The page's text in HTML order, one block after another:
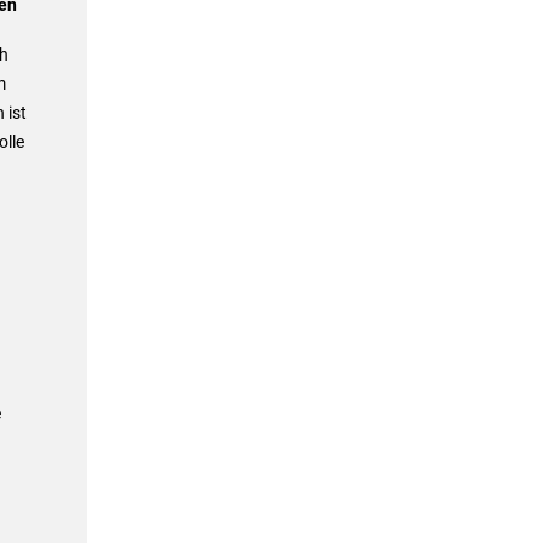
ist